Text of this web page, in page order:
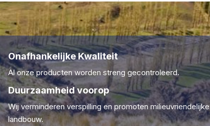
Onafhankelijke Kwaliteit
Al onze producten worden streng gecontroleerd.
Duurzaamheid voorop
Wij verminderen verspilling en promoten milieuvriendelijke
landbouw.